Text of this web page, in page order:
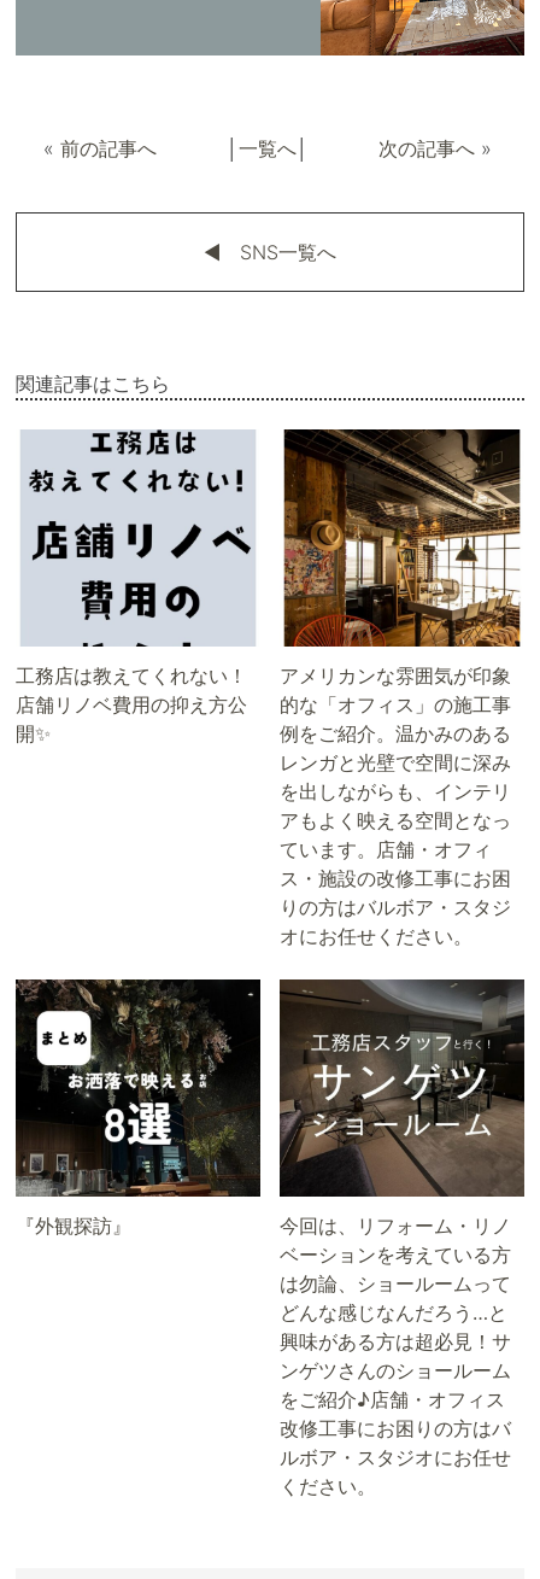
« 前の記事へ 一覧へ│ 次の記事へ»
◀︎ SNS一覧へ
関連記事はこちら
工務店は教えてくれない！
店舗リノベ費用の抑え方公
開✨
アメリカンな雰囲気が印象
的な「オフィス」の施工事
例をご紹介。温かみのある
レンガと光壁で空間に深み
を出しながらも、インテリ
アもよく映える空間となっ
ています。店舗・オフィ
ス・施設の改修工事にお困
りの方はバルボア・スタジ
オにお任せください。
『外観探訪』
今回は、リフォーム・リノ
ベーションを考えている方
は勿論、ショールームって
どんな感じなんだろう…と
興味がある方は超必見！サ
ンゲツさんのショールーム
をご紹介♪店舗・オフィス
改修工事にお困りの方はバ
ルボア・スタジオにお任せ
ください。